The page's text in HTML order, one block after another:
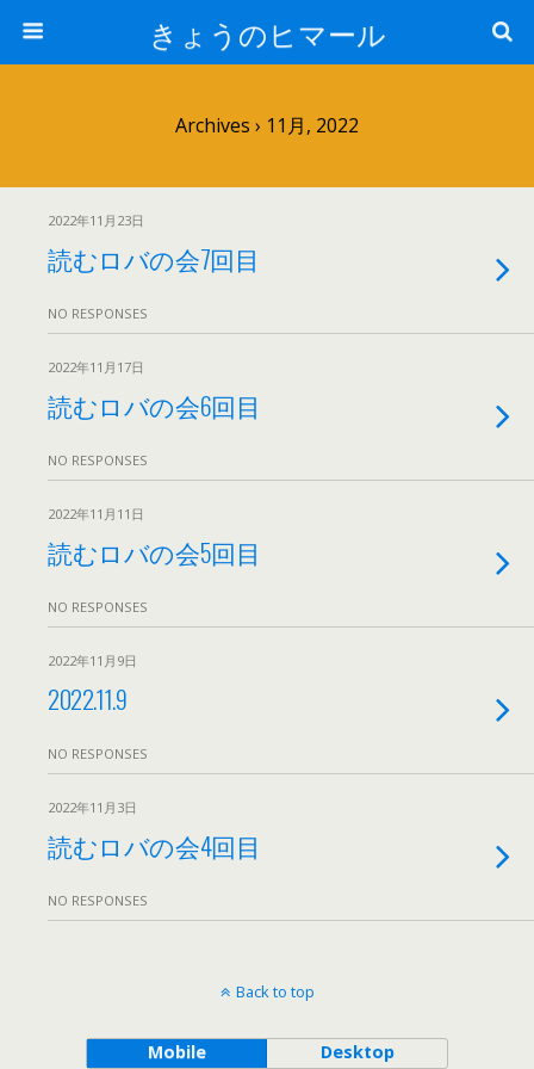
きょうのヒマール
Archives › 11月, 2022
2022年11月23日
読むロバの会7回目
NO RESPONSES
2022年11月17日
読むロバの会6回目
NO RESPONSES
2022年11月11日
読むロバの会5回目
NO RESPONSES
2022年11月9日
2022.11.9
NO RESPONSES
2022年11月3日
読むロバの会4回目
NO RESPONSES
Back to top
Mobile Desktop